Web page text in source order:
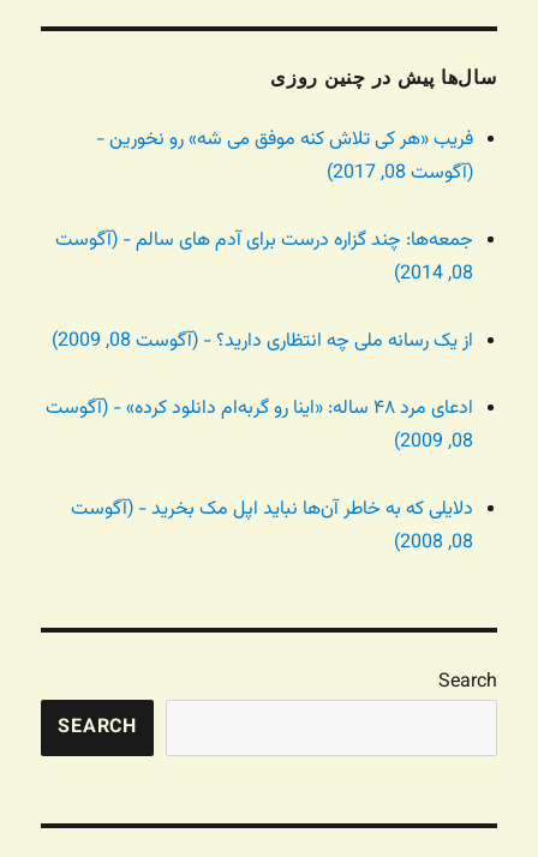
سال‌ها پیش در چنین روزی
فریب «هر کی تلاش کنه موفق می شه» رو نخورین -
(آگوست 08, 2017)
جمعه‌ها: چند گزاره درست برای آدم های سالم - (آگوست
08, 2014)
از یک رسانه ملی چه انتظاری دارید؟ - (آگوست 08, 2009)
ادعای مرد ۴۸ ساله: «اینا رو گربه‌ام دانلود کرده» - (آگوست
08, 2009)
دلایلی که به خاطر آن‌ها نباید اپل مک بخرید - (آگوست
08, 2008)
Search
SEARCH